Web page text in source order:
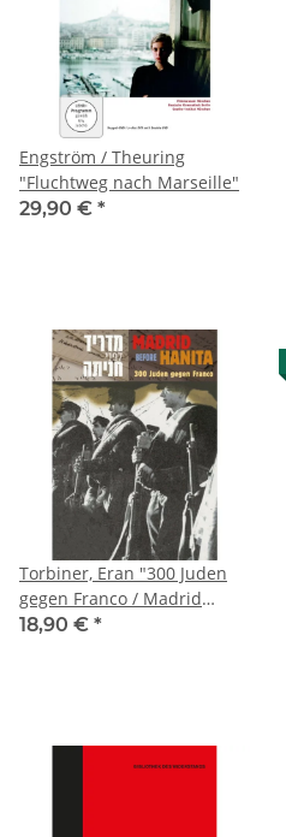
Engström / Theuring
"Fluchtweg nach Marseille"
29,90 € *
Torbiner, Eran "300 Juden
gegen Franco / Madrid
before Hanita" [DVD]
18,90 € *